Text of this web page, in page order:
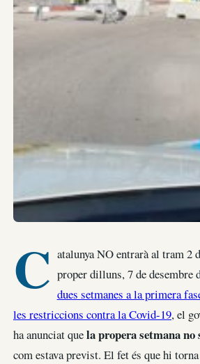
C atalunya NO entrarà al tram 2
proper dilluns, 7 de desembre
dues setmanes a la primera
les restriccions contra la Covid-19, el
ha anunciat quela propera setmana no
com estava previst. El fet és que hi